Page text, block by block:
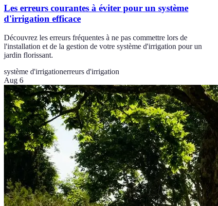
Les erreurs courantes à éviter pour un système
d'irrigation efficace
Découvrez les erreurs fréquentes à ne pas commettre lors de
l'installation et de la gestion de votre système d'irrigation pour un
jardin florissant.
système d'irrigationerreurs d'irrigation
Aug 6